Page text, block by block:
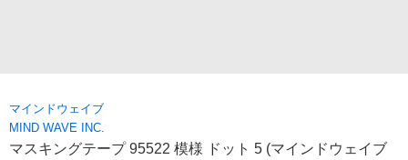
マインドウェイブ
MIND WAVE INC.
マスキングテープ 95522 模様 ドット 5 (マインドウェイブ